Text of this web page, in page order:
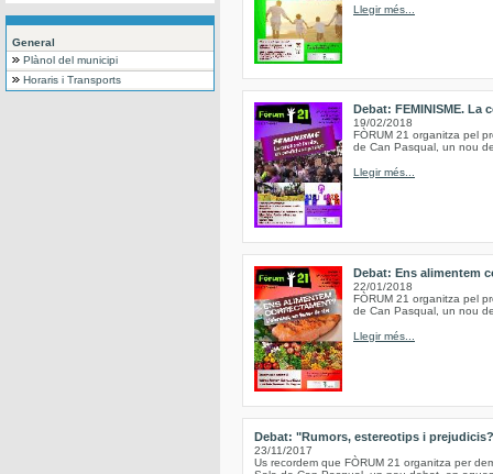
General
Plànol del municipi
Horaris i Transports
Llegir més...
Debat: FEMINISME.
19/02/2018
FÒRUM 21 organitza pel
de Can Pasqual, un nou
Llegir més...
Debat: Ens alimentem
22/01/2018
FÒRUM 21 organitza pel
de Can Pasqual, un nou
Llegir més...
Debat: "Rumors, estereotips i
23/11/2017
Us recordem que FÒRUM 21 organitza per